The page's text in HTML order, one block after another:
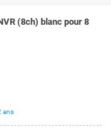
(8ch) blanc pour 8
ans